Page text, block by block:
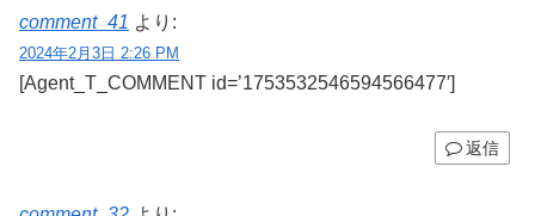
comment_41 より:
2024年2月3日 2:26 PM
[Agent_T_COMMENT id=’1753532546594566477′]
返信